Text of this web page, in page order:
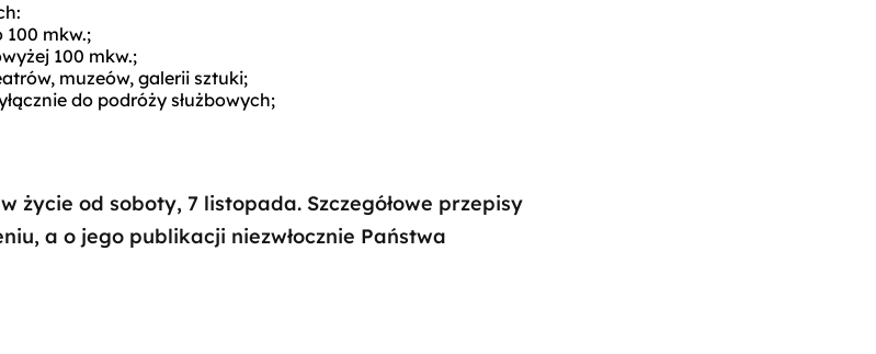
100 mkw.;
100 mkw.;
muzeów, galerii sztuki;
do podróży służbowych;
życie od soboty, 7 listopada. Szczegółowe przepisy
a o jego publikacji niezwłocznie Państwa